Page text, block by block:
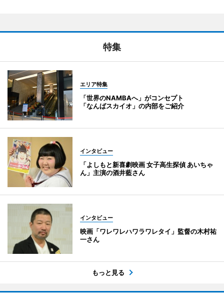
特集
エリア特集
「世界のNAMBAへ」がコンセプト
「なんばスカイオ」の内部をご紹介
インタビュー
「よしもと新喜劇映画 女子高生探偵 あいちゃ
ん」主演の酒井藍さん
インタビュー
映画「ワレワレハワラワレタイ」監督の木村祐
一さん
もっと見る